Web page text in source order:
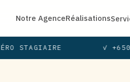
Notre AgenceRéalisations
STAGIAIRE ✓ +650